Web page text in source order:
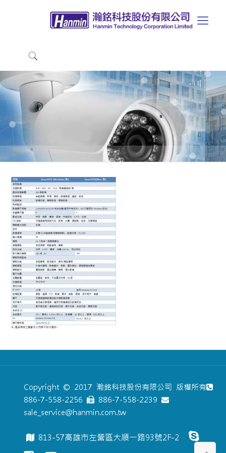
Copyright © 2017 瀚銘科技股份有限公司 版權所有
886-7-558-2256
886-7-558-2239
sale_service@hanmin.com.tw
813-57高雄市左營區大順一路93號2F-2